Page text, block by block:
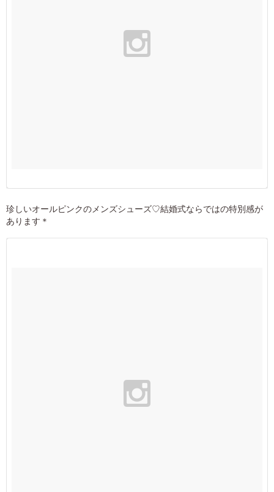
珍しいオールピンクのメンズシューズ♡結婚式ならではの特別感が
あります＊